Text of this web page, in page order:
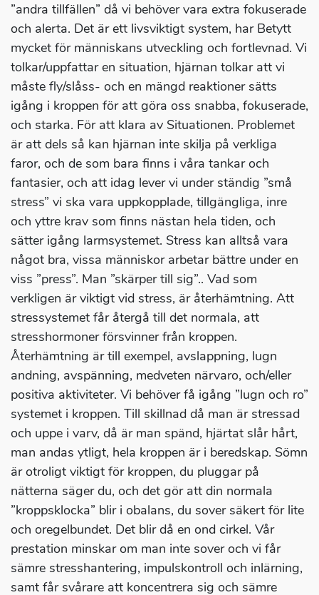
”andra tillfällen” då vi behöver vara extra fokuserade
och alerta. Det är ett livsviktigt system, har Betytt
mycket för människans utveckling och fortlevnad. Vi
tolkar/uppfattar en situation, hjärnan tolkar att vi
måste fly/slåss- och en mängd reaktioner sätts
igång i kroppen för att göra oss snabba, fokuserade,
och starka. För att klara av Situationen. Problemet
är att dels så kan hjärnan inte skilja på verkliga
faror, och de som bara finns i våra tankar och
fantasier, och att idag lever vi under ständig ”små
stress” vi ska vara uppkopplade, tillgängliga, inre
och yttre krav som finns nästan hela tiden, och
sätter igång larmsystemet. Stress kan alltså vara
något bra, vissa människor arbetar bättre under en
viss ”press”. Man ”skärper till sig”.. Vad som
verkligen är viktigt vid stress, är återhämtning. Att
stressystemet får återgå till det normala, att
stresshormoner försvinner från kroppen.
Återhämtning är till exempel, avslappning, lugn
andning, avspänning, medveten närvaro, och/eller
positiva aktiviteter. Vi behöver få igång ”lugn och ro”
systemet i kroppen. Till skillnad då man är stressad
och uppe i varv, då är man spänd, hjärtat slår hårt,
man andas ytligt, hela kroppen är i beredskap. Sömn
är otroligt viktigt för kroppen, du pluggar på
nätterna säger du, och det gör att din normala
”kroppsklocka” blir i obalans, du sover säkert för lite
och oregelbundet. Det blir då en ond cirkel. Vår
prestation minskar om man inte sover och vi får
sämre stresshantering, impulskontroll och inlärning,
samt får svårare att koncentrera sig och sämre